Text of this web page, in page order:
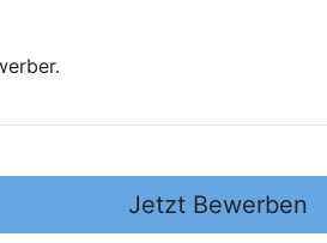
Jetzt Bewerben